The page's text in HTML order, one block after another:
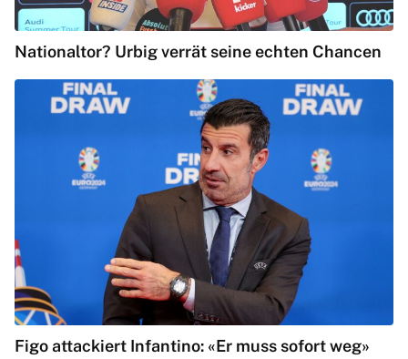
Nationaltor? Urbig verrät seine echten Chancen
Figo attackiert Infantino: «Er muss sofort weg»